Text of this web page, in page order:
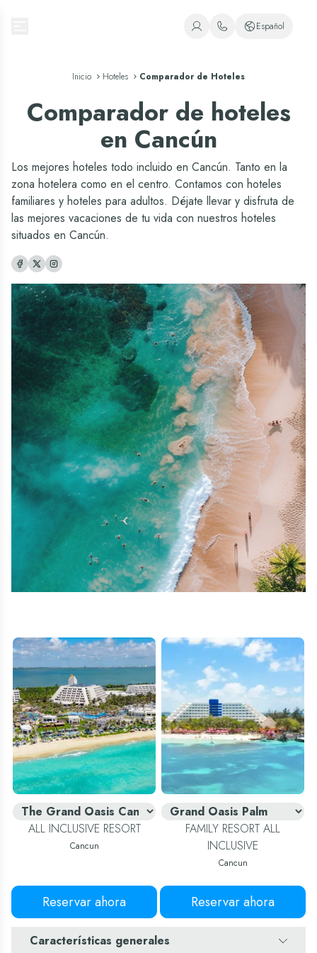
+52 998 240 7091
Español
Inglés
Portugués
Inicio Hoteles Comparador de Hoteles
Comparador de hoteles
en Cancún
Los mejores hoteles todo incluido en Cancún. Tanto en la
zona hotelera como en el centro. Contamos con hoteles
familiares y hoteles para adultos. Déjate llevar y disfruta de
las mejores vacaciones de tu vida con nuestros hoteles
situados en Cancún.
ALL INCLUSIVE RESORT
Cancun
Reservar ahora
FAMILY RESORT ALL
INCLUSIVE
Cancun
Reservar ahora
Características generales